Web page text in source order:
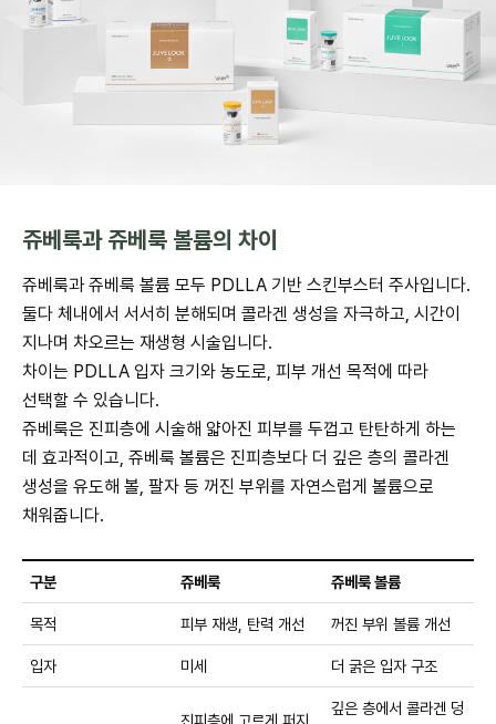
쥬베룩과 쥬베룩 볼륨의 차이
쥬베룩과 쥬베룩 볼륨 모두 PDLLA 기반 스킨부스터 주사입니다.
둘다 체내에서 서서히 분해되며 콜라겐 생성을 자극하고, 시간이
지나며 차오르는 재생형 시술입니다.
차이는 PDLLA 입자 크기와 농도로, 피부 개선 목적에 따라
선택할 수 있습니다.
쥬베룩은 진피층에 시술해 얇아진 피부를 두껍고 탄탄하게 하는
데 효과적이고, 쥬베룩 볼륨은 진피층보다 더 깊은 층의 콜라겐
생성을 유도해 볼, 팔자 등 꺼진 부위를 자연스럽게 볼륨으로
채워줍니다.
구분 쥬베룩 쥬베룩 볼륨
목적 피부 재생, 탄력 개선 꺼진 부위 볼륨 개선
입자 미세 더 굵은 입자 구조
진피층에 고르게 퍼지
깊은 층에서 콜라겐 덩